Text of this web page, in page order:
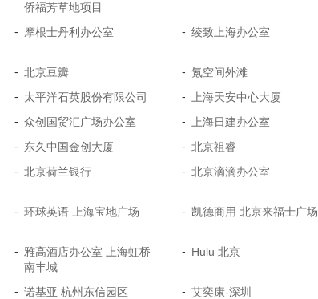
侨福芳草地项目
- 摩根士丹利办公室 - 绫致上海办公室
- 北京豆瓣 - 氪空间外滩
- 太平洋石英股份有限公司 -
上海天安中心大厦
- 众创国贸汇广场办公室 -
上海日建办公室
- 东久中国金创大厦 - 北京祖睿
- 北京荷兰银行 - 北京滴滴办公室
- 环球英语 上海宝地广场 - 凯德商用 北京来福士广场
- 雅高酒店办公室 上海虹桥
南丰城
- Hulu 北京
- 诺基亚 杭州东信园区 - 艾奕康-深圳